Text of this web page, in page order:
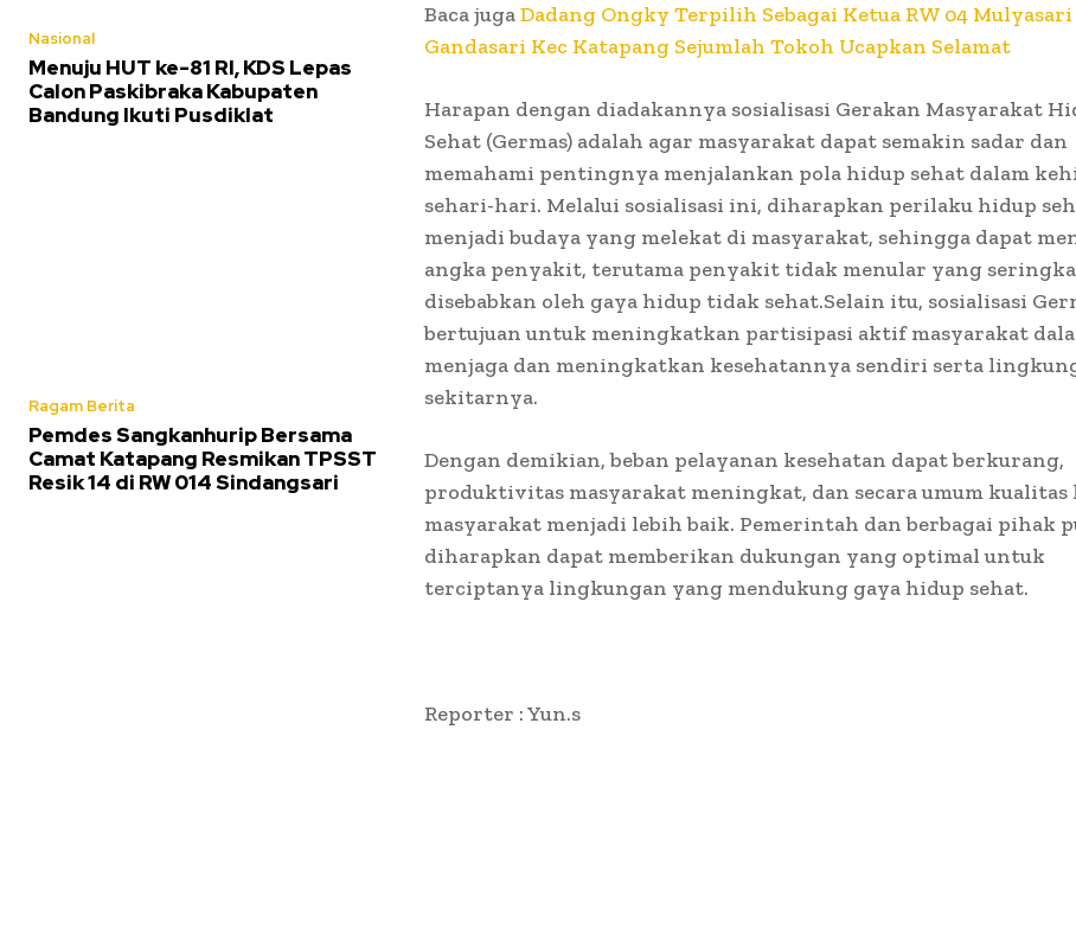
Nasional
Menuju HUT ke-81 RI, KDS Lepas
Calon Paskibraka Kabupaten
Bandung Ikuti Pusdiklat
Ragam Berita
Pemdes Sangkanhurip Bersama
Camat Katapang Resmikan TPSST
Resik 14 di RW 014 Sindangsari
Baca jugaDadang Ongky Terpilih Sebagai Ketua RW 04 Mulyasari
Gandasari Kec Katapang Sejumlah Tokoh Ucapkan Selamat
Harapan dengan diadakannya sosialisasi Gerakan Masyarakat
Sehat (Germas) adalah agar masyarakat dapat semakin sadar dan
memahami pentingnya menjalankan pola hidup sehat dalam
sehari-hari. Melalui sosialisasi ini, diharapkan perilaku hidup
menjadi budaya yang melekat di masyarakat, sehingga dapat
angka penyakit, terutama penyakit tidak menular yang
disebabkan oleh gaya hidup tidak sehat.Selain itu, sosialisasi
bertujuan untuk meningkatkan partisipasi aktif masyarakat
menjaga dan meningkatkan kesehatannya sendiri serta
sekitarnya.
Dengan demikian, beban pelayanan kesehatan dapat berkurang,
produktivitas masyarakat meningkat, dan secara umum kualitas
masyarakat menjadi lebih baik. Pemerintah dan berbagai pihak
diharapkan dapat memberikan dukungan yang optimal untuk
terciptanya lingkungan yang mendukung gaya hidup sehat.
Reporter : Yun.s